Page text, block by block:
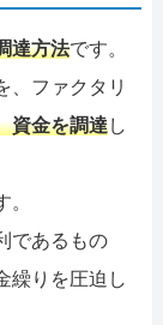
達方法です。
、ファクタリ
資金を調達し
であるもの
繰りを圧迫し